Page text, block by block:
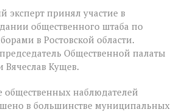
эксперт принял участие в
общественного штаба по
в Ростовской области.
Общественной палаты
Вячеслав Кущев.
общественных наблюдателей
в большинстве муниципальных